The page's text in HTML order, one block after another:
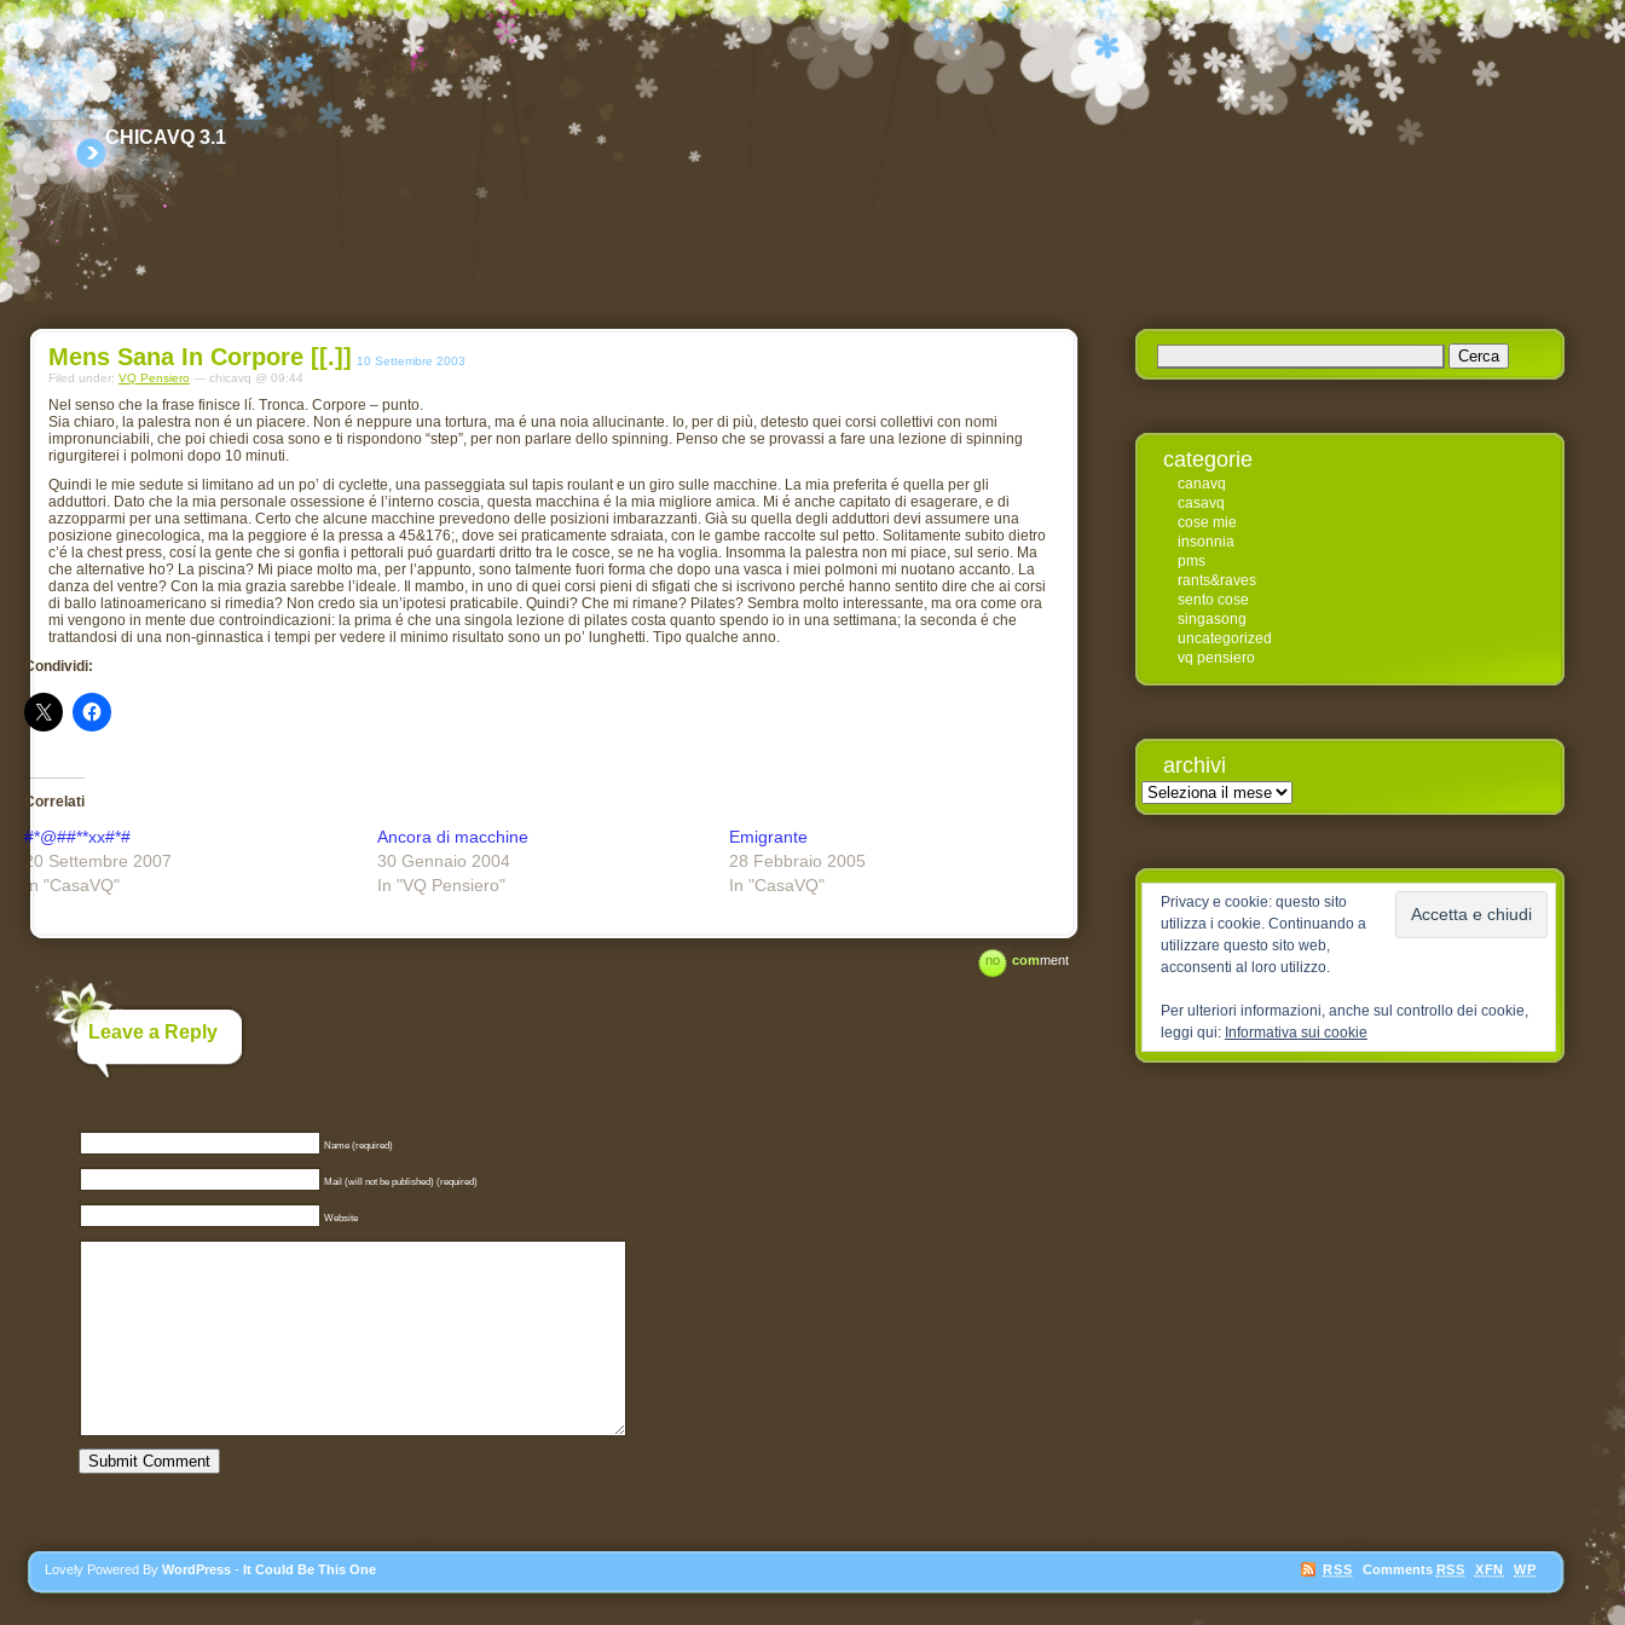
CHICAVQ 3.1
Mens Sana In Corpore [[.]]
10 Settembre 2003
Filed under: VQ Pensiero — chicavq @ 09:44
Nel senso che la frase finisce lí. Tronca. Corpore – punto.
Sia chiaro, la palestra non é un piacere. Non é neppure una tortura, ma é una noia allucinante. Io, per di più, detesto quei corsi collettivi con nomi
impronunciabili, che poi chiedi cosa sono e ti rispondono “step”, per non parlare dello spinning. Penso che se provassi a fare una lezione di spinning
rigurgiterei i polmoni dopo 10 minuti.
Quindi le mie sedute si limitano ad un po’ di cyclette, una passeggiata sul tapis roulant e un giro sulle macchine. La mia preferita é quella per gli
adduttori. Dato che la mia personale ossessione é l’interno coscia, questa macchina é la mia migliore amica. Mi é anche capitato di esagerare, e di
azzopparmi per una settimana. Certo che alcune macchine prevedono delle posizioni imbarazzanti. Già su quella degli adduttori devi assumere una
posizione ginecologica, ma la peggiore é la pressa a 45&176;, dove sei praticamente sdraiata, con le gambe raccolte sul petto. Solitamente subito dietro
c’é la chest press, cosí la gente che si gonfia i pettorali puó guardarti dritto tra le cosce, se ne ha voglia. Insomma la palestra non mi piace, sul serio. Ma
che alternative ho? La piscina? Mi piace molto ma, per l’appunto, sono talmente fuori forma che dopo una vasca i miei polmoni mi nuotano accanto. La
danza del ventre? Con la mia grazia sarebbe l’ideale. Il mambo, in uno di quei corsi pieni di sfigati che si iscrivono perché hanno sentito dire che ai corsi
di ballo latinoamericano si rimedia? Non credo sia un’ipotesi praticabile. Quindi? Che mi rimane? Pilates? Sembra molto interessante, ma ora come ora
mi vengono in mente due controindicazioni: la prima é che una singola lezione di pilates costa quanto spendo io in una settimana; la seconda é che
trattandosi di una non-ginnastica i tempi per vedere il minimo risultato sono un po’ lunghetti. Tipo qualche anno.
Condividi:
Correlati
#*@##**xx#*#
20 Settembre 2007
In "CasaVQ"
Ancora di macchine
30 Gennaio 2004
In "VQ Pensiero"
Emigrante
28 Febbraio 2005
In "CasaVQ"
no comment
Leave a Reply
Name (required)
Mail (will not be published) (required)
Website
Ricerca
per:
categorie
canavq
casavq
cose mie
insonnia
pms
rants&raves
sento cose
singasong
uncategorized
vq pensiero
archivi
Archivi
Privacy e cookie: questo sito
utilizza i cookie. Continuando a
utilizzare questo sito web,
acconsenti al loro utilizzo.
Per ulteriori informazioni, anche sul controllo dei cookie,
leggi qui: Informativa sui cookie
Lovely Powered By WordPress - It Could Be This One RSS Comments RSS XFN WP